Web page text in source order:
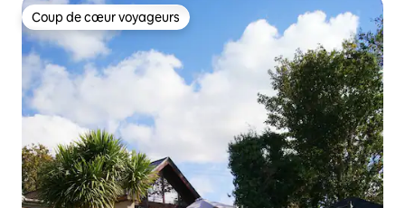
Coup de cœur voyageurs
Coup de cœur voyageurs